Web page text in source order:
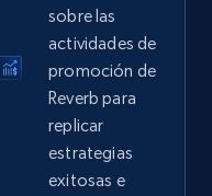
Seller rating,
category, and
ahora
sobre las
actividades de
promoción de
Reverb para
replicar
estrategias
exitosas e